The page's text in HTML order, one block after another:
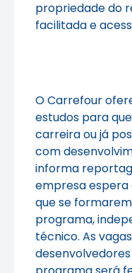
propriedade do
facilitada e
O Carrefour
estudos para
carreira ou já
com
informa
empresa
que se
programa,
técnico. As